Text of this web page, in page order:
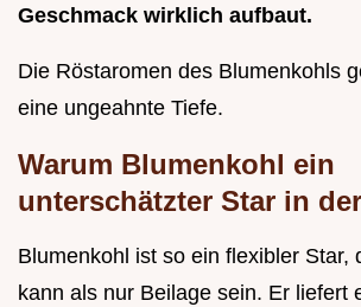
Geschmack wirklich aufbaut.
Die Röstaromen des Blumenkohls
eine ungeahnte Tiefe.
Warum Blumenkohl ein
unterschätzter Star in
Blumenkohl ist so ein flexibler Star,
kann als nur Beilage sein. Er liefert